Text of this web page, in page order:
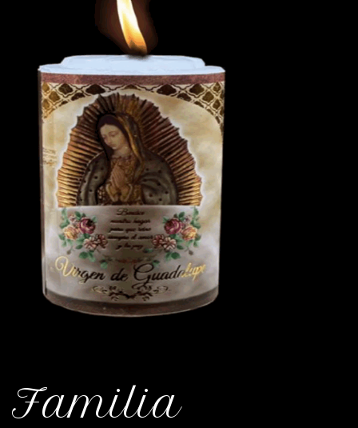
Familia